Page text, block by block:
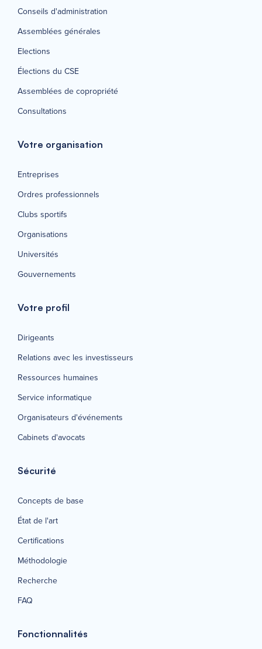
Conseils d'administration
Assemblées générales
Elections
Élections du CSE
Assemblées de copropriété
Consultations
Votre organisation
Entreprises
Ordres professionnels
Clubs sportifs
Organisations
Universités
Gouvernements
Votre profil
Dirigeants
Relations avec les investisseurs
Ressources humaines
Service informatique
Organisateurs d'événements
Cabinets d'avocats
Sécurité
Concepts de base
État de l'art
Certifications
Méthodologie
Recherche
FAQ
Fonctionnalités